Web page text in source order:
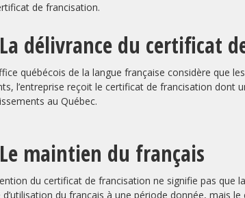
de francisation.
délivrance du certificat
québécois de la langue française considère que
l’entreprise reçoit le certificat de francisation dont
au Québec.
maintien du français
du certificat de francisation ne signifie pas que
d’utilisation du français à une période donnée, mais